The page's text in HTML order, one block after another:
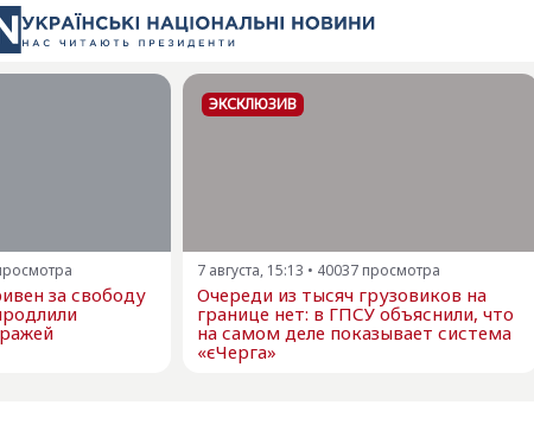
за свободу
ЭКСКЛЮЗИВ
7 августа, 15:13 • 40037 просмотра
Очереди из тысяч грузовиков на
границе нет: в ГПСУ объяснили, что
на самом деле показывает система
«єЧерга»